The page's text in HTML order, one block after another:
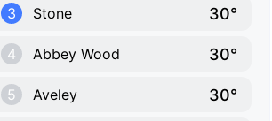
3 Stone 30°
4 Abbey Wood 30°
5 Aveley 30°